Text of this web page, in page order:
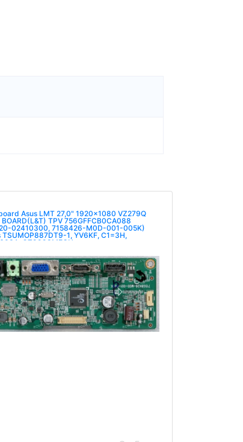
Asus LMT 27,0" 1920x1080 VZ279Q
BOARD(L&T) TPV 756GFFCB0CA088
02410300, 7158426-M0D-001-005K)
TSUMOP887DT9-1, YV6KF, C1=3H,
OZ9998MEGN